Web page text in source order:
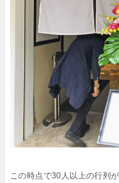
この時点で30人以上の行列